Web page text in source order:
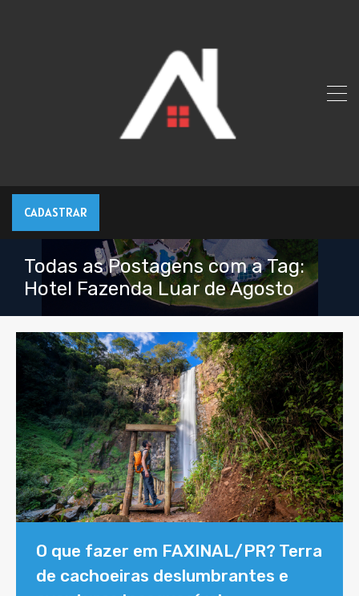
CADASTRAR
Todas as Postagens com a Tag:
Hotel Fazenda Luar de Agosto
O que fazer em FAXINAL/PR? Terra
de cachoeiras deslumbrantes e